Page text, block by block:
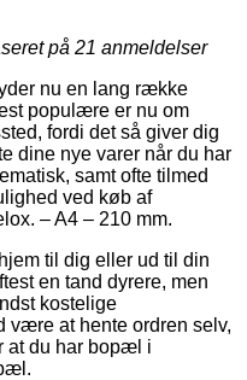
på 21 anmeldelser
nu en lang række
populære er nu om
fordi det så giver dig
dine nye varer når du har
samt ofte tilmed
ved køb af
– A4 – 210 mm.
til dig eller ud til din
en tand dyrere, men
kostelige
være at hente ordren selv,
at du har bopæl i